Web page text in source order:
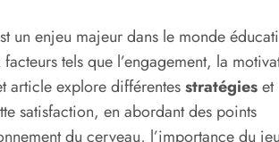
un enjeu majeur dans le monde
tels que l’engagement, la
article explore différentesstratégieset
satisfaction, en abordant des points
du cerveau, l’importance du